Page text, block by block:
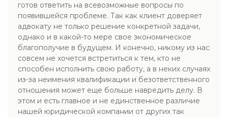
готов ответить на всевозможные вопросы по
появившейся проблеме. Так как клиент доверяет
адвокату не только решение конкретной задачи,
однако и в какой-то мере свое экономическое
благополучие в будущем. И конечно, никому из нас
совсем не хочется встретиться к тем, кто не
способен исполнить свою работу, а в неких случаях
из-за неимения квалификации и безответственного
отношения может еще больше навредить делу. В
этом и есть главное и не единственное различие
нашей юридической компании от других так